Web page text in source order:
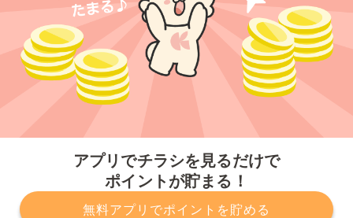
アプリでチラシを見るだけで
ポイントが貯まる！
無料アプリでポイントを貯める